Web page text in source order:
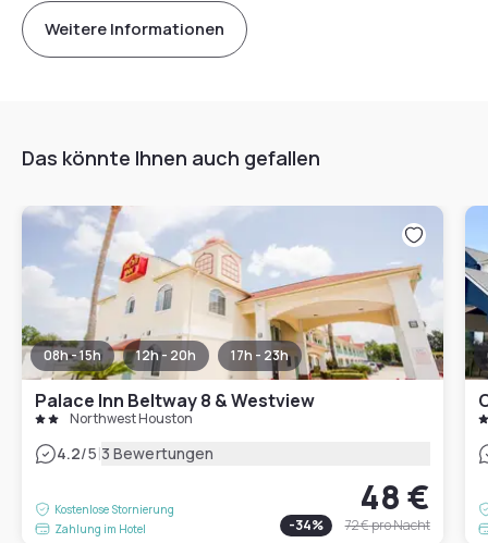
Weitere Informationen
Das könnte Ihnen auch gefallen
08h - 15h 12h - 20h 17h - 23h
Palace Inn Beltway 8 & Westview
Northwest Houston
4.2/5|3 Bewertungen
Kostenlose Stornierung
Zahlung im Hotel
48 €
-34% 72 €pro Nacht